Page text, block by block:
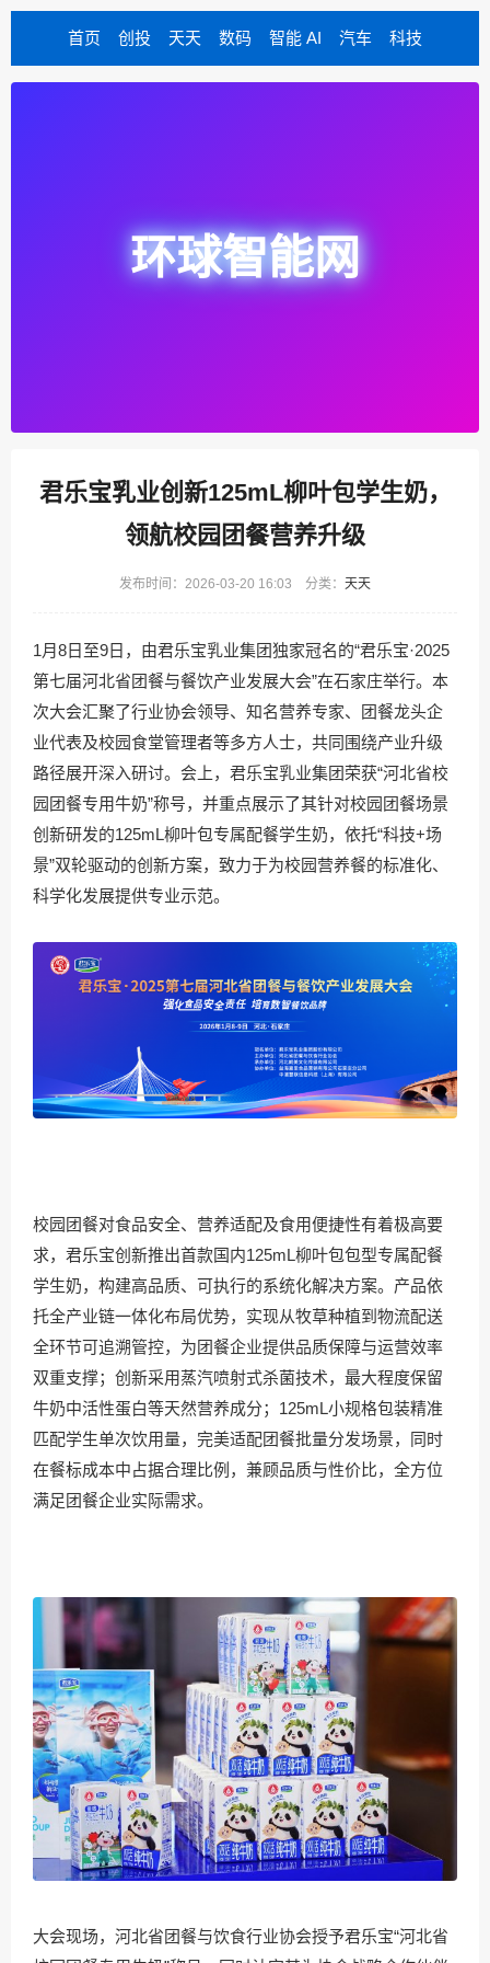
首页 创投 天天 数码 智能 AI 汽车 科技
环球智能网
君乐宝乳业创新125mL柳叶包学生奶，
领航校园团餐营养升级
发布时间：2026-03-20 16:03 分类： 天天
1月8日至9日，由君乐宝乳业集团独家冠名的“君乐宝·2025
第七届河北省团餐与餐饮产业发展大会”在石家庄举行。本
次大会汇聚了行业协会领导、知名营养专家、团餐龙头企
业代表及校园食堂管理者等多方人士，共同围绕产业升级
路径展开深入研讨。会上，君乐宝乳业集团荣获“河北省校
园团餐专用牛奶”称号，并重点展示了其针对校园团餐场景
创新研发的125mL柳叶包专属配餐学生奶，依托“科技+场
景”双轮驱动的创新方案，致力于为校园营养餐的标准化、
科学化发展提供专业示范。
校园团餐对食品安全、营养适配及食用便捷性有着极高要
求，君乐宝创新推出首款国内125mL柳叶包包型专属配餐
学生奶，构建高品质、可执行的系统化解决方案。产品依
托全产业链一体化布局优势，实现从牧草种植到物流配送
全环节可追溯管控，为团餐企业提供品质保障与运营效率
双重支撑；创新采用蒸汽喷射式杀菌技术，最大程度保留
牛奶中活性蛋白等天然营养成分；125mL小规格包装精准
匹配学生单次饮用量，完美适配团餐批量分发场景，同时
在餐标成本中占据合理比例，兼顾品质与性价比，全方位
满足团餐企业实际需求。
大会现场，河北省团餐与饮食行业协会授予君乐宝“河北省